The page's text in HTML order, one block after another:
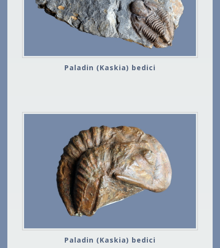
Paladin (Kaskia) bedici
Paladin (Kaskia) bedici